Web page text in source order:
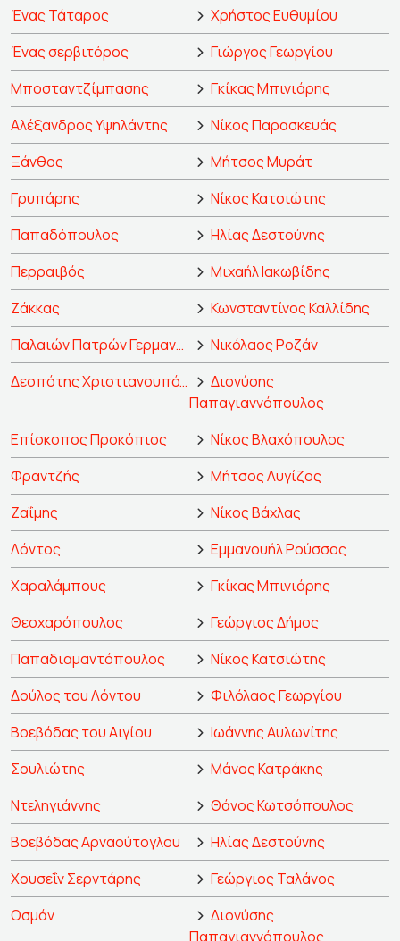
Ένας Τάταρος
Χρήστος Ευθυμίου
Ένας σερβιτόρος
Γιώργος Γεωργίου
Μποσταντζίμπασης
Γκίκας Μπινιάρης
Αλέξανδρος Υψηλάντης
Νίκος Παρασκευάς
Ξάνθος
Μήτσος Μυράτ
Γρυπάρης
Νίκος Κατσιώτης
Παπαδόπουλος
Ηλίας Δεστούνης
Περραιβός
Μιχαήλ Ιακωβίδης
Ζάκκας
Κωνσταντίνος Καλλίδης
Παλαιών Πατρών Γερμανός
Νικόλαος Ροζάν
Δεσπότης Χριστιανουπόλεως
Διονύσης
Παπαγιαννόπουλος
Επίσκοπος Προκόπιος
Νίκος Βλαχόπουλος
Φραντζής
Μήτσος Λυγίζος
Ζαΐμης
Νίκος Βάχλας
Λόντος
Εμμανουήλ Ρούσσος
Χαραλάμπους
Γκίκας Μπινιάρης
Θεοχαρόπουλος
Γεώργιος Δήμος
Παπαδιαμαντόπουλος
Νίκος Κατσιώτης
Δούλος του Λόντου
Φιλόλαος Γεωργίου
Βοεβόδας του Αιγίου
Ιωάννης Αυλωνίτης
Σουλιώτης
Μάνος Κατράκης
Ντεληγιάννης
Θάνος Κωτσόπουλος
Βοεβόδας Αρναούτογλου
Ηλίας Δεστούνης
Χουσεΐν Σερντάρης
Γεώργιος Ταλάνος
Οσμάν
Διονύσης
Παπαγιαννόπουλος